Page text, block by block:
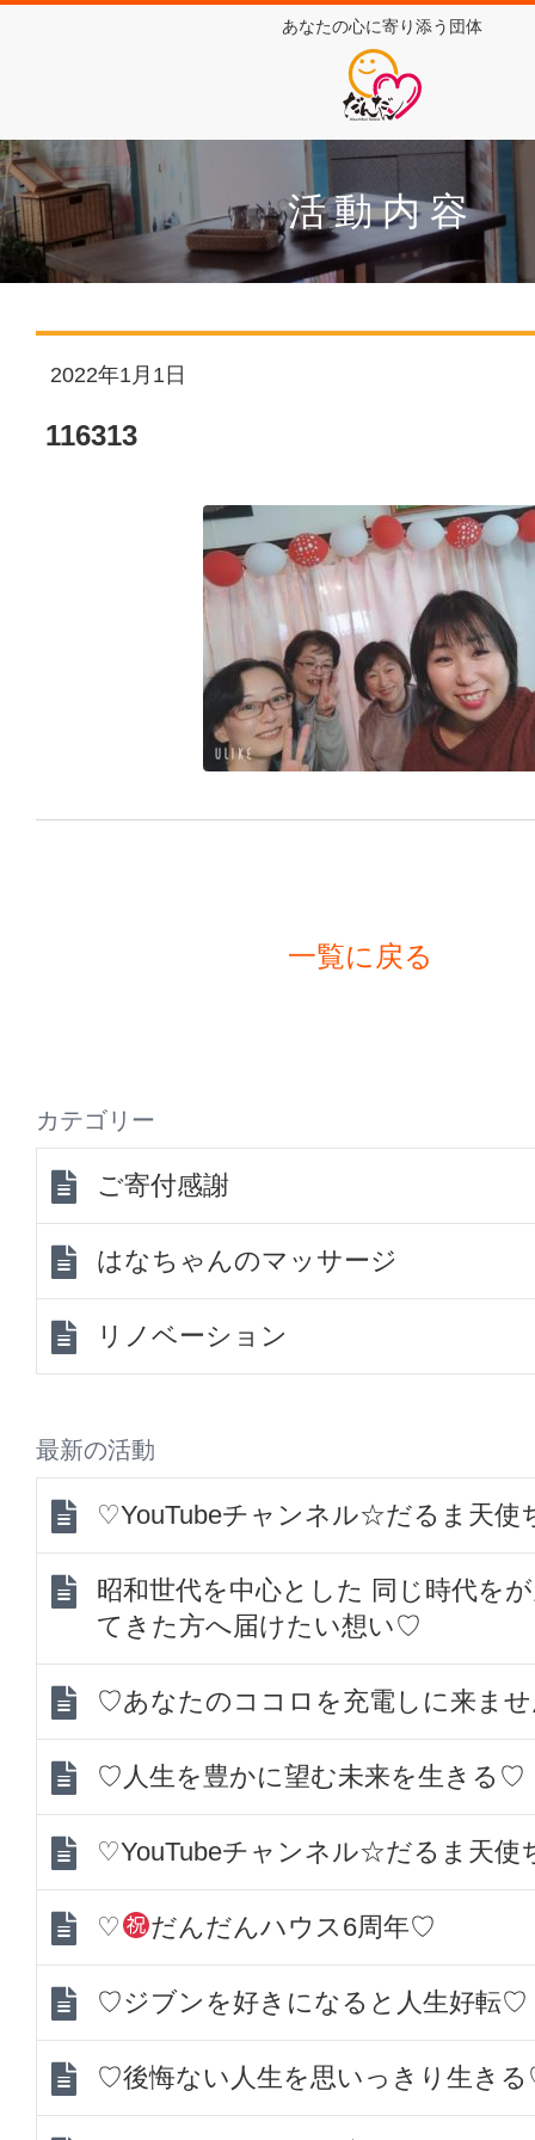
あなたの心に寄り添う団体
活動内容
2022年1月1日
116313
一覧に戻る
カテゴリー
ご寄付感謝
はなちゃんのマッサージ
リノベーション
最新の活動
♡YouTubeチャンネル☆だるま天
昭和世代を中心とした 同じ時代を
てきた方へ届けたい想い♡
♡あなたのココロを充電しに来ま
♡人生を豊かに望む未来を生きる♡
♡YouTubeチャンネル☆だるま天
♡ だんだんハウス6周年♡
♡ジブンを好きになると人生好転♡
♡後悔ない人生を思いっきり生き